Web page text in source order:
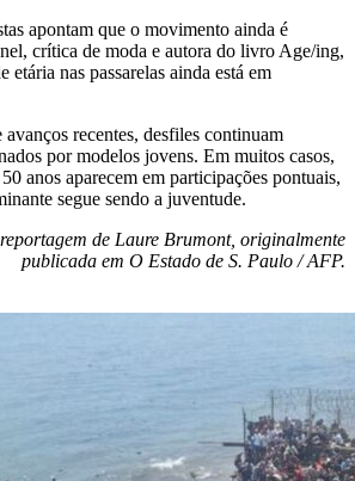
apontam que o movimento ainda é
crítica de moda e autora do livro Age/ing,
etária nas passarelas ainda está em
avanços recentes, desfiles continuam
por modelos jovens. Em muitos casos,
anos aparecem em participações pontuais,
segue sendo a juventude.
de Laure Brumont, originalmente
publicada em O Estado de S. Paulo / AFP.